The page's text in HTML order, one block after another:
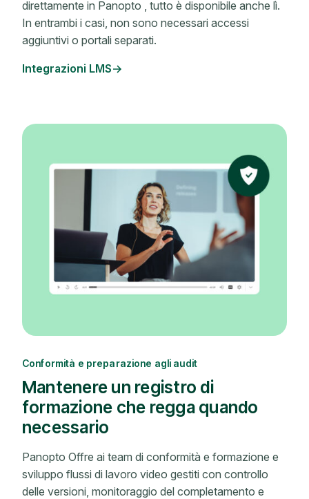
direttamente in Panopto , tutto è disponibile anche lì.
In entrambi i casi, non sono necessari accessi
aggiuntivi o portali separati.
Integrazioni LMS
Conformità e preparazione agli audit
Mantenere un registro di
formazione che regga quando
necessario
Panopto Offre ai team di conformità e formazione e
sviluppo flussi di lavoro video gestiti con controllo
delle versioni, monitoraggio del completamento e